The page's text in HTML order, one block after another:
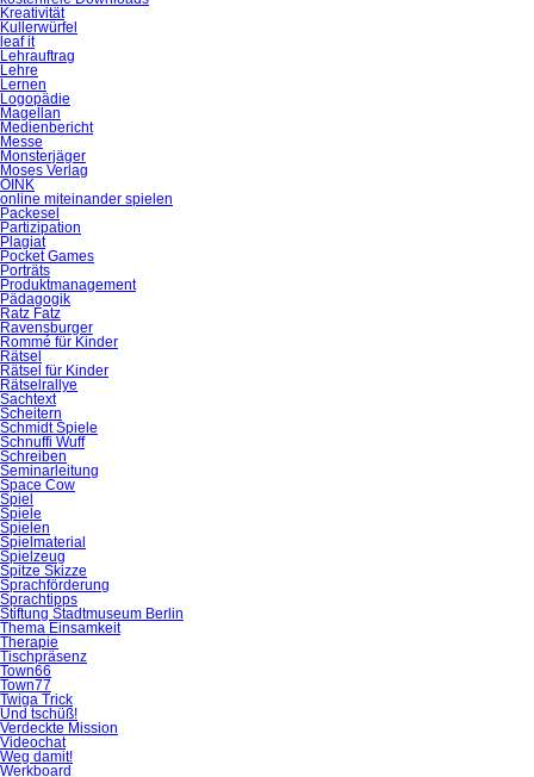
Kreativität
Kullerwürfel
leaf it
Lehrauftrag
Lehre
Lernen
Logopädie
Magellan
Medienbericht
Messe
Monsterjäger
Moses Verlag
OINK
online miteinander spielen
Packesel
Partizipation
Plagiat
Pocket Games
Porträts
Produktmanagement
Pädagogik
Ratz Fatz
Ravensburger
Rommé für Kinder
Rätsel
Rätsel für Kinder
Rätselrallye
Sachtext
Scheitern
Schmidt Spiele
Schnuffi Wuff
Schreiben
Seminarleitung
Space Cow
Spiel
Spiele
Spielen
Spielmaterial
Spielzeug
Spitze Skizze
Sprachförderung
Sprachtipps
Stiftung Stadtmuseum Berlin
Thema Einsamkeit
Therapie
Tischpräsenz
Town66
Town77
Twiga Trick
Und tschüß!
Verdeckte Mission
Videochat
Weg damit!
Werkboard